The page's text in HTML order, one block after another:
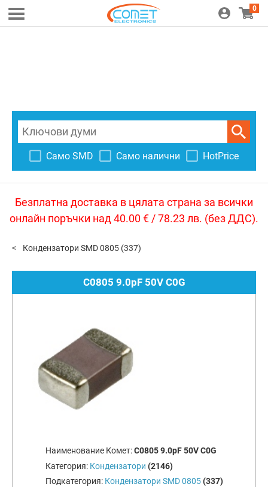
0
Само SMD Само налични HotPrice
Безплатна доставка в цялата страна за всички
онлайн поръчки над 40.00 € / 78.23 лв. (без ДДС).
Кондензатори SMD 0805 (337)
C0805 9.0pF 50V C0G
Наименование Комет:C0805 9.0pF 50V C0G
Категория: Кондензатори (2146)
Подкатегория: Кондензатори SMD 0805 (337)